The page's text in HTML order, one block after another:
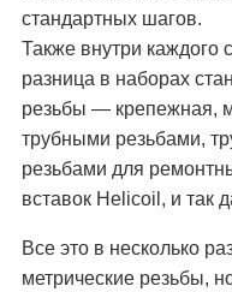
стандартных шагов.
Также внутри каждого
разница в наборах
резьбы — крепежная,
трубными резьбами,
резьбами для
вставок Helicoil, и так
Все это в несколько
метрические резьбы,